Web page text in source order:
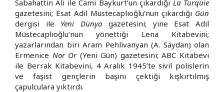
Sabahattin Ali ile Cami Baykurt’un çıkardığı La Turquie
gazetesini; Esat Adil Müstecaplıoğlu’nun çıkardığı Gün
dergisi ile Yeni Dünyagazetesini; yine Esat Adil
Müstecaplıoğlu’nun yönettiği Lena Kitabevini;
yazarlarından biri Aram Pehlivanyan (A. Saydan) olan
Ermenice Nor Or(Yeni Gün) gazetesini; ABC Kitabevi
ile Berrak Kitabevini, 4 Aralık 1945’te sivil polislerin
ve faşist gençlerin başını çektiği kışkırtılmış
çapulculara yıktırdı.